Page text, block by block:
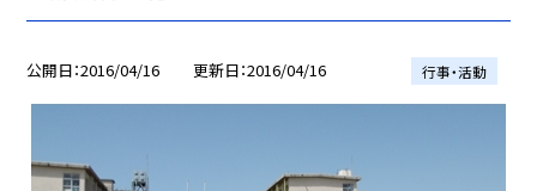
公開日 2016/04/16 更新日 2016/04/16 行事・活動